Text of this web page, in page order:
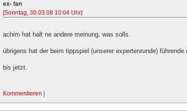
ex- fan
[Sonntag, 30.03.08 10:04 Uhr]
achim hat halt ne andere meinung, was solls.
übrigens hat der beim tippspiel (unserer expertenrunde) führende
bis jetzt.
Kommentieren